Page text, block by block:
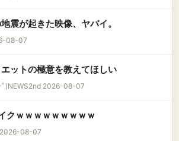
震が起きた映像、ヤバイ。
08-07
ットの極意を教えてほしい
ﾟ)NEWS2nd 2026-08-07
クｗｗｗｗｗｗｗｗｗ
2026-08-07